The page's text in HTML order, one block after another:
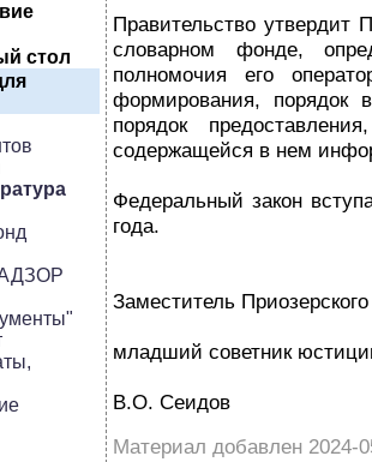
стол
Правительство утвердит
словарном фонде,
полномочия его
формирования, порядок
порядок
содержащейся в нем
Федеральный закон
года.
Заместитель Приозерского
младший советник
В.О. Сеидов
Материал добавлен 2024-